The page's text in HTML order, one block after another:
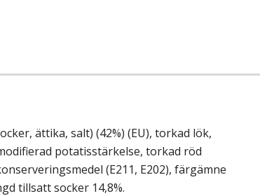
ättika, salt) (42%) (EU), torkad lök,
potatisstärkelse, torkad röd
(E211, E202), färgämne
tillsatt socker 14,8%.